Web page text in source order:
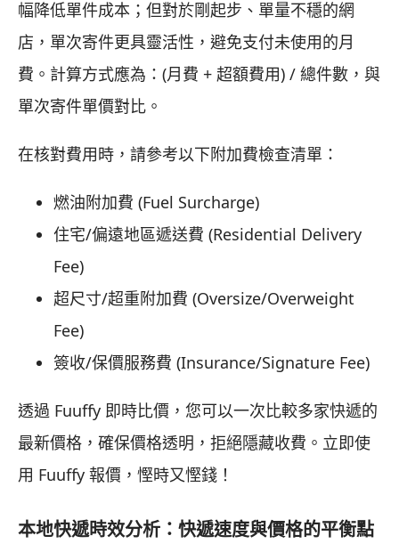
幅降低單件成本；但對於剛起步、單量不穩的網
店，單次寄件更具靈活性，避免支付未使用的月
費。計算方式應為：(月費 + 超額費用) / 總件數，與
單次寄件單價對比。
在核對費用時，請參考以下附加費檢查清單：
燃油附加費 (Fuel Surcharge)
住宅/偏遠地區遞送費 (Residential Delivery
Fee)
超尺寸/超重附加費 (Oversize/Overweight
Fee)
簽收/保價服務費 (Insurance/Signature Fee)
透過 Fuuffy 即時比價，您可以一次比較多家快遞的
最新價格，確保價格透明，拒絕隱藏收費。立即使
用 Fuuffy 報價，慳時又慳錢！
本地快遞時效分析：快遞速度與價格的平衡點